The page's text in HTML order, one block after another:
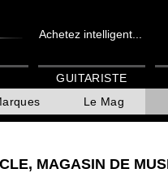
Achetez intelligent...
Le Mag
GUITARISTE
MAGASIN DE